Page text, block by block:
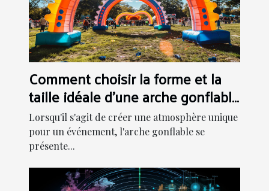
Comment choisir la forme et la
taille idéale d'une arche gonflable
pour votre événement
Lorsqu'il s'agit de créer une atmosphère unique
pour un événement, l'arche gonflable se
présente...